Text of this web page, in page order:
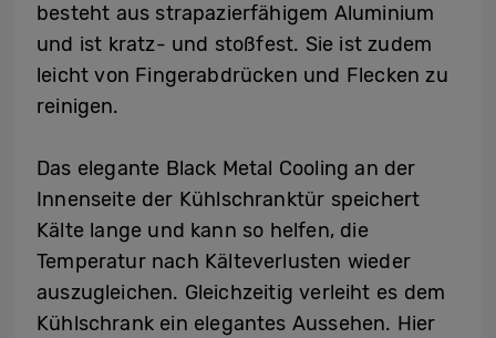
besteht aus strapazierfähigem Aluminium
und ist kratz- und stoßfest. Sie ist zudem
leicht von Fingerabdrücken und Flecken zu
reinigen.
Das elegante Black Metal Cooling an der
Innenseite der Kühlschranktür speichert
Kälte lange und kann so helfen, die
Temperatur nach Kälteverlusten wieder
auszugleichen. Gleichzeitig verleiht es dem
Kühlschrank ein elegantes Aussehen. Hier